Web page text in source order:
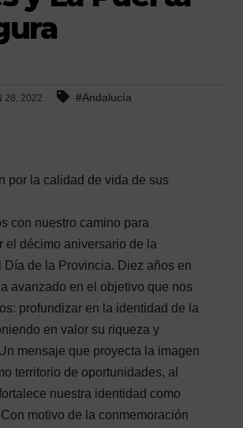
28, 2022 #Andalucía
por la calidad de vida de sus
con nuestro camino para
el décimo aniversario de la
Día de la Provincia. Diez años en
avanzado en el objetivo que nos
profundizar en la identidad de la
en valor su riqueza y
mensaje que proyecta la imagen
territorio de oportunidades, al
nuestra identidad como
motivo de la conmemoración